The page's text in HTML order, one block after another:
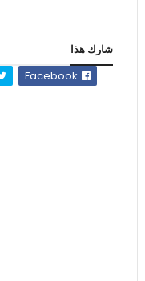
شارك هذا